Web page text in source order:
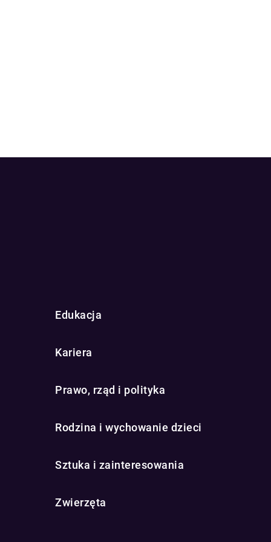
Edukacja
Kariera
Prawo, rząd i polityka
Rodzina i wychowanie dzieci
Sztuka i zainteresowania
Zwierzęta